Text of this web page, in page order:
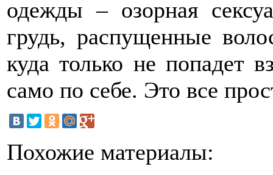
одежды – озорная
грудь, распущенные
куда только не попадет
само по себе. Это все
Похожие материалы: